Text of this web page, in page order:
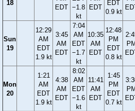
18
EDT −1.8
kt
EDT
EDT
0.9 kt
Sun
19
12:29
AM
EDT
1.9 kt
3:45
AM
EDT
7:04
AM
EDT
−1.7
kt
10:35
AM
EDT
12:48
PM
EDT
0.8 kt
Mon
20
1:21
AM
EDT
1.9 kt
4:38
AM
EDT
8:02
AM
EDT
−1.6
kt
11:41
AM
EDT
1:45
PM
EDT
0.7 kt